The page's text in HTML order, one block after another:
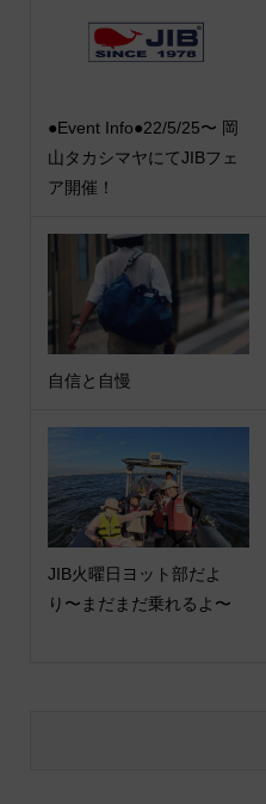
●Event Info●22/5/25〜 岡
山タカシマヤにてJIBフェ
ア開催！
自信と自慢
JIB火曜日ヨット部だよ
り〜まだまだ乗れるよ〜